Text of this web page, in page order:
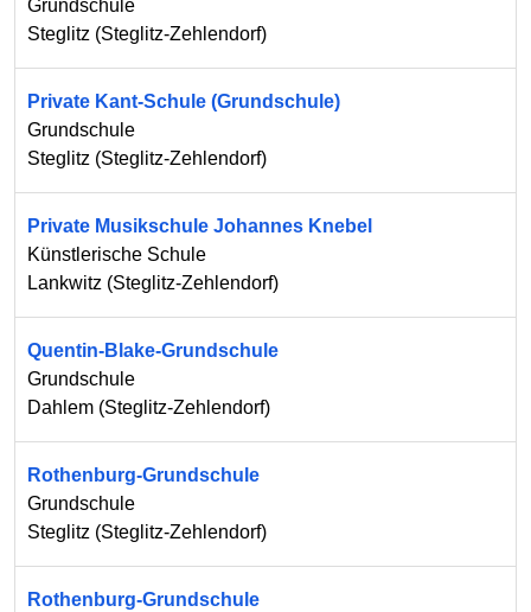
Grundschule
Steglitz (Steglitz-Zehlendorf)
Private Kant-Schule (Grundschule)
Grundschule
Steglitz (Steglitz-Zehlendorf)
Private Musikschule Johannes Knebel
Künstlerische Schule
Lankwitz (Steglitz-Zehlendorf)
Quentin-Blake-Grundschule
Grundschule
Dahlem (Steglitz-Zehlendorf)
Rothenburg-Grundschule
Grundschule
Steglitz (Steglitz-Zehlendorf)
Rothenburg-Grundschule